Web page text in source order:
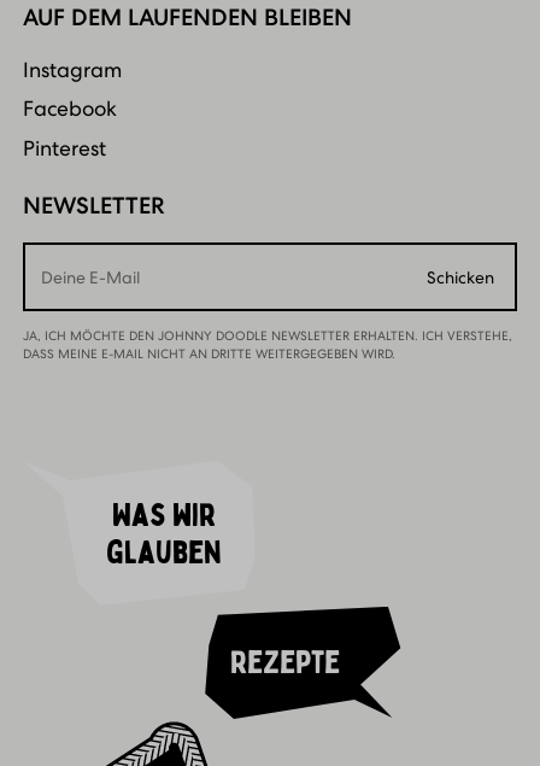
AUF DEM LAUFENDEN BLEIBEN
Instagram
Facebook
Pinterest
NEWSLETTER
Schicken
JA, ICH MÖCHTE DEN JOHNNY DOODLE NEWSLETTER ERHALTEN. ICH VERSTEHE,
DASS MEINE E-MAIL NICHT AN DRITTE WEITERGEGEBEN WIRD.
Was wir
glauben
Rezepte